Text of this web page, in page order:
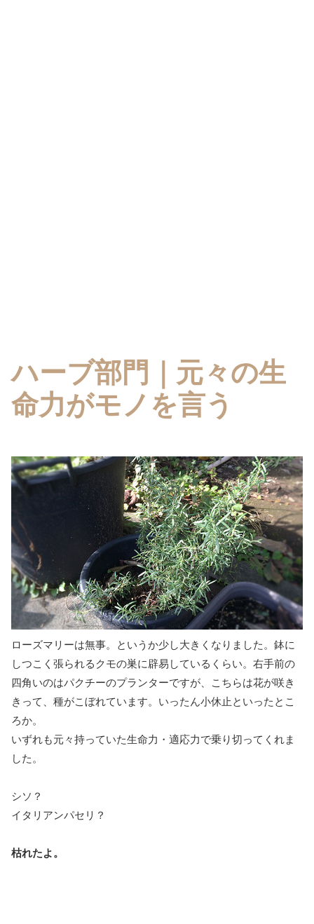
ハーブ部門｜元々の生
命力がモノを言う
ローズマリーは無事。というか少し大きくなりました。鉢に
しつこく張られるクモの巣に辟易しているくらい。右手前の
四角いのはパクチーのプランターですが、こちらは花が咲き
きって、種がこぼれています。いったん小休止といったとこ
ろか。
いずれも元々持っていた生命力・適応力で乗り切ってくれま
した。
シソ？
イタリアンパセリ？
枯れたよ。